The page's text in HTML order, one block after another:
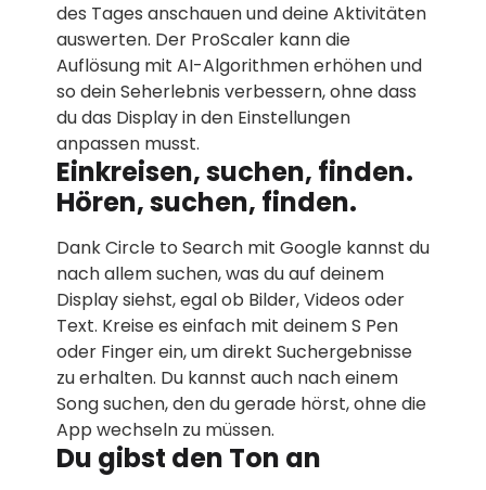
des Tages anschauen und deine Aktivitäten
auswerten. Der ProScaler kann die
Auflösung mit AI-Algorithmen erhöhen und
so dein Seherlebnis verbessern, ohne dass
du das Display in den Einstellungen
anpassen musst.
Einkreisen, suchen, finden.
Hören, suchen, finden.
Dank Circle to Search mit Google kannst du
nach allem suchen, was du auf deinem
Display siehst, egal ob Bilder, Videos oder
Text. Kreise es einfach mit deinem S Pen
oder Finger ein, um direkt Suchergebnisse
zu erhalten. Du kannst auch nach einem
Song suchen, den du gerade hörst, ohne die
App wechseln zu müssen.
Du gibst den Ton an